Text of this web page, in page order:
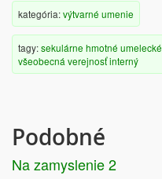
kategória:výtvarné umenie
tagy:sekulárne hmotné umelecké
všeobecná verejnosťinterný
Podobné
Na zamyslenie 2